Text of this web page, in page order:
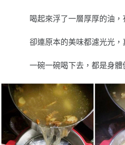
喝起來浮了一層厚厚的油，
卻連原本的美味都濾光光，
一碗一碗喝下去，都是身體